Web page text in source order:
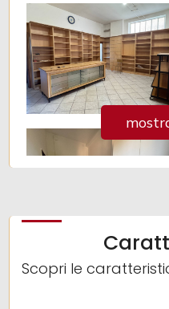
Scopri le
3
4
5
-